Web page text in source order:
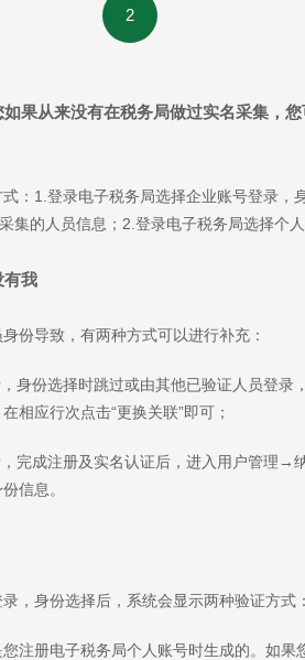
2
如果从来没有在税务局做过实名采集，
：1.登录电子税务局选择企业账号登录
集的人员信息；2.登录电子税务局选择个
有我
份导致，有两种方式可以进行补充：
身份选择时跳过或由其他已验证人员登
相应行次点击“更换关联”即可；
完成注册及实名认证后，进入用户管理
信息。
，身份选择后，系统会显示两种验证方式：
注册电子税务局个人账号时生成的。如